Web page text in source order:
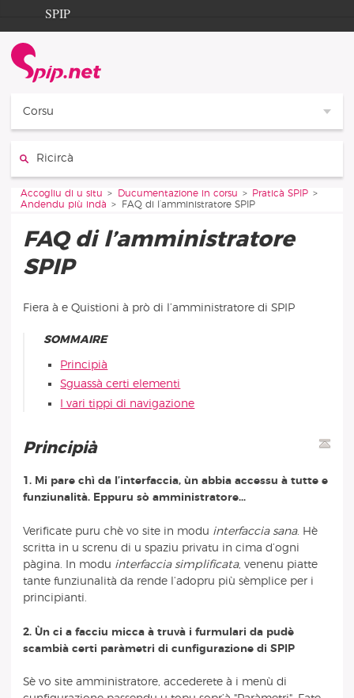
Aller au contenu
Aller à la navigation
SPIP
Documentation
Contribution
Corsu
Vous êtes ici :
Accogliu di u situ Ducumentazione in corsu
Praticà SPIP
Andendu più indà
FAQ di l’amministratore SPIP
FAQ di l’amministratore
SPIP
Fiera à e Quistioni à prò di l’amministratore di SPIP
SOMMAIRE
Principià
Sguassà certi elementi
I vari tippi di navigazione
Principià
1. Mi pare chì da l’interfaccia, ùn abbia accessu à tutte e
funziunalità. Eppuru sò amministratore...
Verificate puru chè vo site in modu interfaccia sana. Hè
scritta in u screnu di u spaziu privatu in cima d’ogni
pàgina. In modu interfaccia simplificata, venenu piatte
tante funziunalità da rende l’adopru più sèmplice per i
principianti.
2. Ùn ci a facciu micca à truvà i furmulari da pudè
scambià certi paràmetri di cunfigurazione di SPIP
Sè vo site amministratore, accederete à i menù di